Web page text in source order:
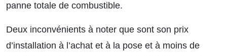
panne totale de combustible.
Deux inconvénients à noter que sont son prix
d’installation à l’achat et à la pose et à moins de